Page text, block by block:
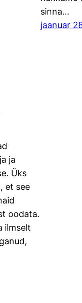
sinna…
jaanuar
ja
Üks
et see
oodata.
ilmselt